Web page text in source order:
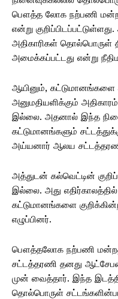
பௌத்த லோக நற்பணி
என்று
அதிகாரிகள் தொல்பொருள்
அமைக்கப்பட்டது என்று
ஆயினும், கட்டுமானங்களை
அனுமதியளிக்கும்
இல்லை. அதனால் இந்த
கட்டுமானங்களும்
அய்யனார் ஆலய
அத்துடன் கல்வெட்டின்
இல்லை. அது
கட்டுமானங்களை
எழுப்பினர்.
பௌத்தலோக நற்பணி
சட்டத்தரணி தனது
முன் வைத்தார். இந்த
தொல்பொருள்